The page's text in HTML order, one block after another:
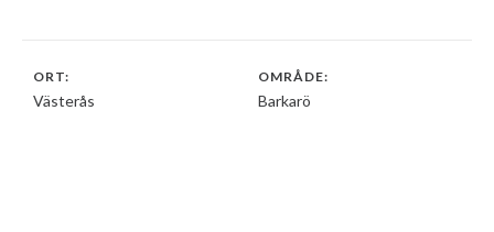
ORT:
Västerås
OMRÅDE:
Barkarö